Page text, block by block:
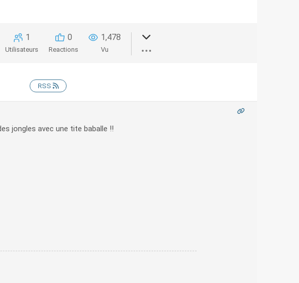
1
Utilisateurs
0
Reactions
1,478
Vu
RSS
jongles avec une tite baballe !!